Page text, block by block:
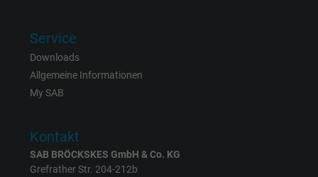
Zweck
Name
Laufzeit 1 Jahr
Service
Downloads
Allgemeine Informationen
My SAB
Kontakt
SAB BRÖCKSKES GmbH & Co. KG
Grefrather Str. 204-212b